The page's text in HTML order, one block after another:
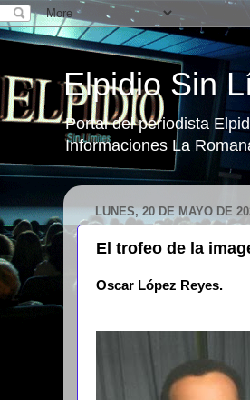
Elpidio Sin
Portal del periodista
Informaciones La
LUNES, 20 DE MAYO DE
El trofeo de la
Oscar López Reyes.